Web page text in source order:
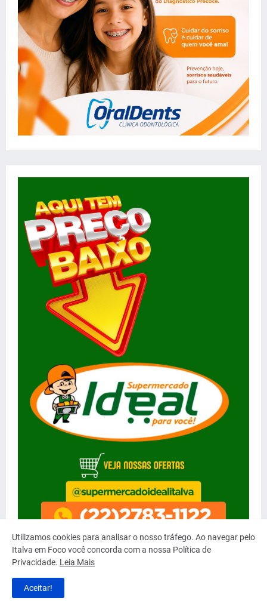
Utilizamos cookies para analisar o nosso tráfego. Ao navegar pelo
Italva em Foco você concorda com a nossa Política de
Privacidade. Leia Mais
Aceitar!